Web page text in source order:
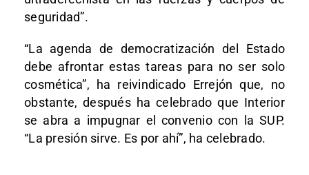
seguridad”.
“La agenda de democratización del Estado
debe afrontar estas tareas para no ser solo
cosmética”, ha reivindicado Errejón que, no
obstante, después ha celebrado que Interior
se abra a impugnar el convenio con la SUP.
“La presión sirve. Es por ahí”, ha celebrado.